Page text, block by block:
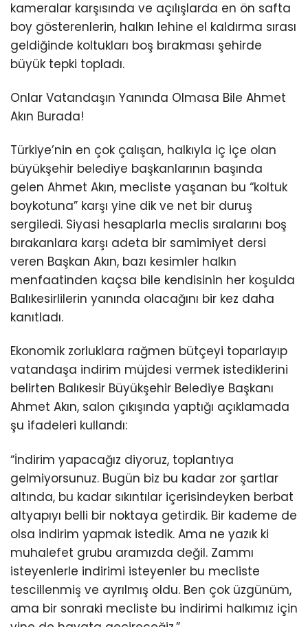
kameralar karşısında ve açılışlarda en ön safta
boy gösterenlerin, halkın lehine el kaldırma sırası
geldiğinde koltukları boş bırakması şehirde
büyük tepki topladı.
Onlar Vatandaşın Yanında Olmasa Bile Ahmet
Akın Burada!
Türkiye’nin en çok çalışan, halkıyla iç içe olan
büyükşehir belediye başkanlarının başında
gelen Ahmet Akın, mecliste yaşanan bu “koltuk
boykotuna” karşı yine dik ve net bir duruş
sergiledi. Siyasi hesaplarla meclis sıralarını boş
bırakanlara karşı adeta bir samimiyet dersi
veren Başkan Akın, bazı kesimler halkın
menfaatinden kaçsa bile kendisinin her koşulda
Balıkesirlilerin yanında olacağını bir kez daha
kanıtladı.
Ekonomik zorluklara rağmen bütçeyi toparlayıp
vatandaşa indirim müjdesi vermek istediklerini
belirten Balıkesir Büyükşehir Belediye Başkanı
Ahmet Akın, salon çıkışında yaptığı açıklamada
şu ifadeleri kullandı:
“İndirim yapacağız diyoruz, toplantıya
gelmiyorsunuz. Bugün biz bu kadar zor şartlar
altında, bu kadar sıkıntılar içerisindeyken berbat
altyapıyı belli bir noktaya getirdik. Bir kademe de
olsa indirim yapmak istedik. Ama ne yazık ki
muhalefet grubu aramızda değil. Zammı
isteyenlerle indirimi isteyenler bu mecliste
tescillenmiş ve ayrılmış oldu. Ben çok üzgünüm,
ama bir sonraki mecliste bu indirimi halkımız için